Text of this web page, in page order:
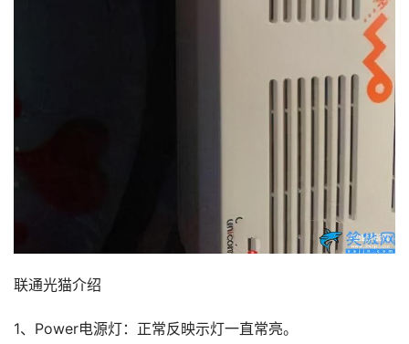
联通光猫介绍
1、Power电源灯：正常反映示灯一直常亮。